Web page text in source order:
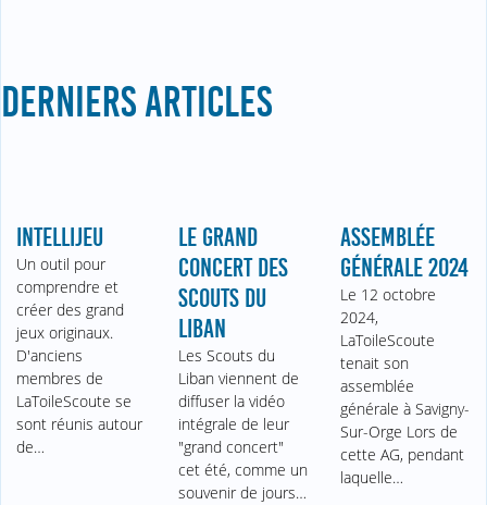
DERNIERS ARTICLES
INTELLIJEU
Un outil pour
comprendre et
créer des grand
jeux originaux.
D'anciens
membres de
LaToileScoute se
sont réunis autour
de…
LE GRAND
CONCERT DES
SCOUTS DU
LIBAN
Les Scouts du
Liban viennent de
diffuser la vidéo
intégrale de leur
"grand concert"
cet été, comme un
souvenir de jours…
ASSEMBLÉE
GÉNÉRALE 2024
Le 12 octobre
2024,
LaToileScoute
tenait son
assemblée
générale à Savigny-
Sur-Orge Lors de
cette AG, pendant
laquelle…